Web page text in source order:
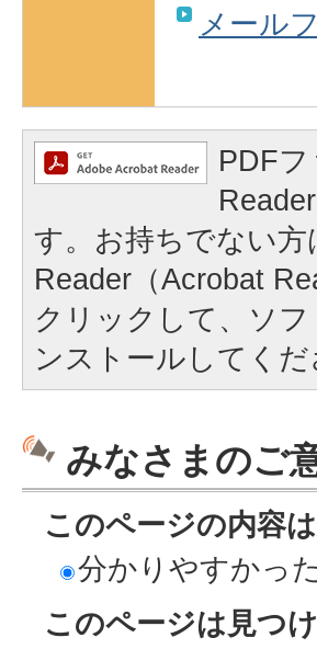
メール
PDF
す。お持ちでない
Reader（Acrobat
クリックして、ソ
ンストールしてくだ
みなさまのご
このページの内容
分かりやすかった
このページは見つ